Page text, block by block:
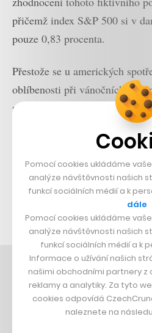
přičemž index S&P 500 si v
pouze 0,83 procenta.
Přestože se u amerických
oblíbenosti při vánočních
nižších příčkách, investoři
Black Friday právě
s ním, případně s luxusnějším
elektronikou či sportovními
knihami se u investorů i
amerických spotřebitelů
neprosazují.
Pomocí cookies ukládáme
analýze návštěvnosti našich
funkcí sociálních médií a k
dále
Pomocí cookies ukládáme
analýze návštěvnosti našich
funkcí sociálních médií a k
Informace o užívání našich
našimi obchodními partnery z
reklamy a analytiky. Za tyto
cookies odpovídá
naleznete na